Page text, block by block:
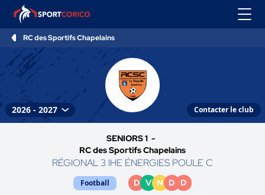
RC des Sportifs Chapelains
Contacter le club
SENIORS 1 -
RC des Sportifs Chapelains
RÉGIONAL 3 IHE ÉNERGIES POULE C
Football D V N D D